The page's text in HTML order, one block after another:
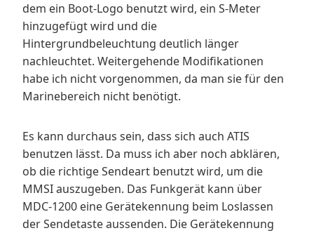
dem ein Boot-Logo benutzt wird, ein S-Meter
hinzugefügt wird und die
Hintergrundbeleuchtung deutlich länger
nachleuchtet. Weitergehende Modifikationen
habe ich nicht vorgenommen, da man sie für den
Marinebereich nicht benötigt.
Es kann durchaus sein, dass sich auch ATIS
benutzen lässt. Da muss ich aber noch abklären,
ob die richtige Sendeart benutzt wird, um die
MMSI auszugeben. Das Funkgerät kann über
MDC-1200 eine Gerätekennung beim Loslassen
der Sendetaste aussenden. Die Gerätekennung